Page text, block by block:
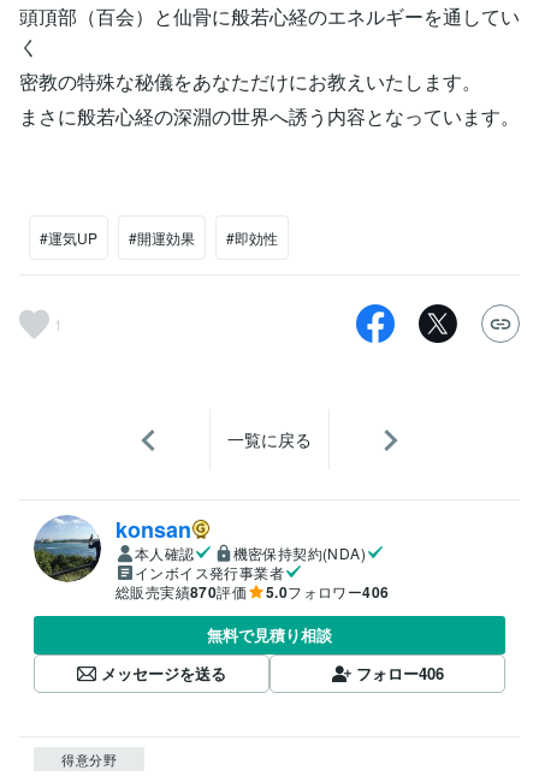
頭頂部（百会）と仙骨に般若心経のエネルギーを通してい
く
密教の特殊な秘儀をあなただけにお教えいたします。
まさに般若心経の深淵の世界へ誘う内容となっています。
#運気UP #開運効果 #即効性
1
一覧に戻る
konsan
本人確認
機密保持契約(NDA)
インボイス発行事業者
総販売実績870評価 5.0フォロワー406
無料で見積り相談
メッセージを送る
フォロー406
得意分野